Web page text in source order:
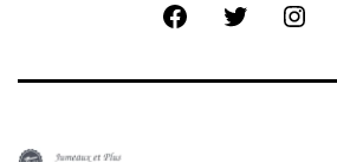
FacebookTwitter